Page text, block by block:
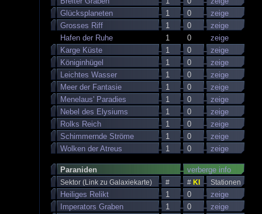
Glücksplaneten
1 0
zeige
Grosses Riff
1 0
zeige
Hafen der Ruhe
1 0
zeige
Karge Küste
1 0
zeige
Königinhügel
1 0
zeige
Leichtes Wasser
1 0
zeige
Meer der Fantasie
1 0
zeige
Menelaus' Paradies
1 0
zeige
Nebel des Elysiums
1 0
zeige
Rolks Reich
1 0
zeige
Schimmernde Ströme
1 0
zeige
Wolken der Atreus
1 0 zeige
Paraniden verberge info
Sektor (Link zu Galaxiekarte) # # KI Stationen
Heiliges Relikt 1 0
zeige
Imperators Graben
1 0
zeige